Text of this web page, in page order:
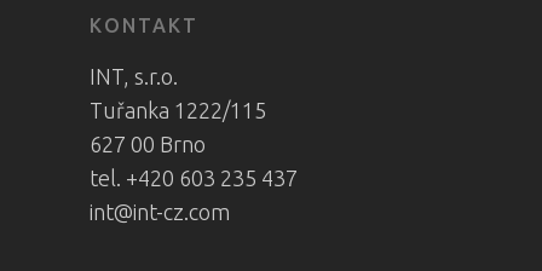
KONTAKT
INT, s.r.o.
Tuřanka 1222/115
627 00 Brno
tel. +420 603 235 437
int@int-cz.com